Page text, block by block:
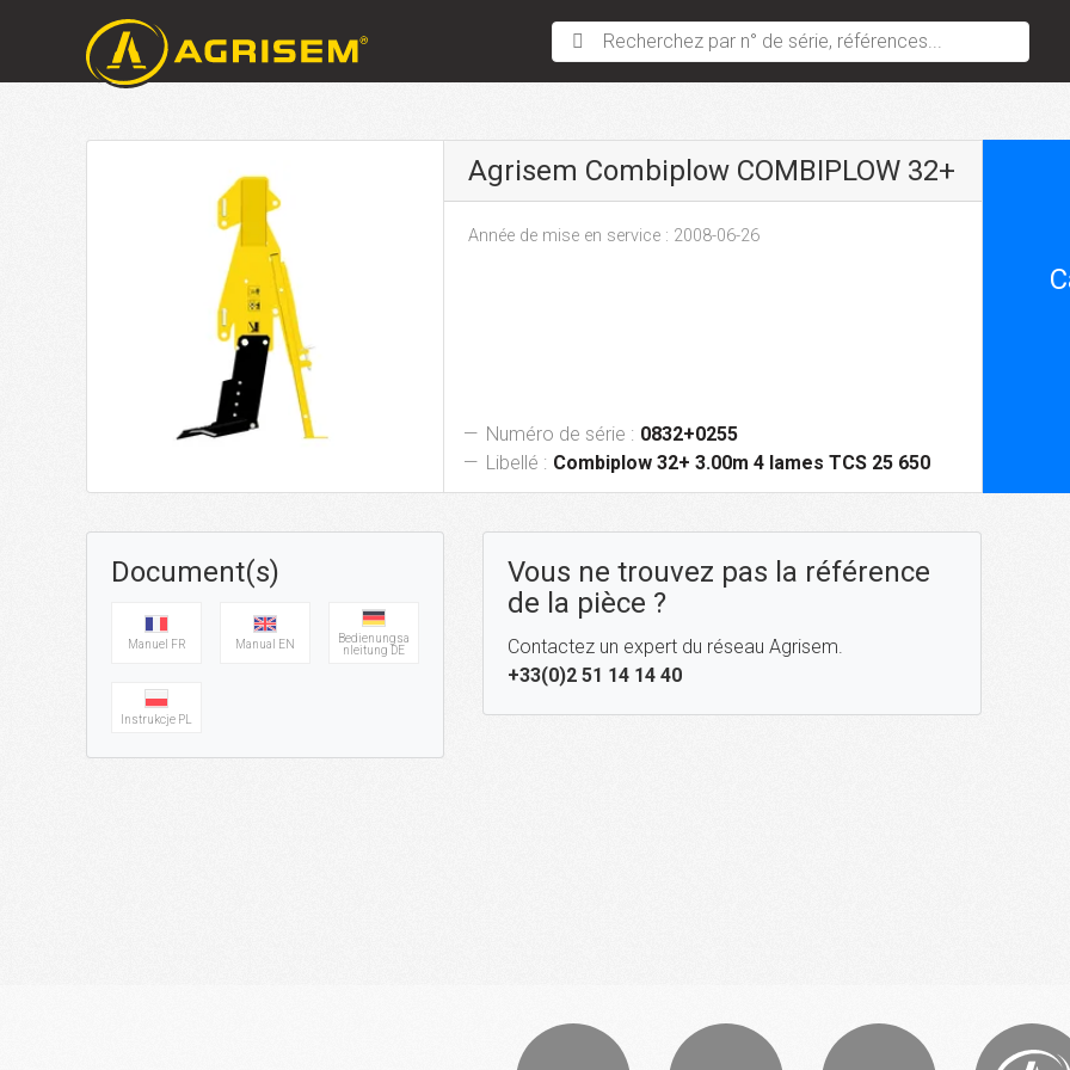
Recherchez par n° de série, références...
Agrisem Combiplow COMBIPLOW 32+
Année de mise en service : 2008-06-26
Numéro de série : 0832+0255
Libellé : Combiplow 32+ 3.00m 4 lames TCS 25 650
Document(s)
Manuel FR Manual EN
Bedienungsa
nleitung DE
Instrukcje PL
Vous ne trouvez pas la référence
de la pièce ?
Contactez un expert du réseau Agrisem.
+33(0)2 51 14 14 40